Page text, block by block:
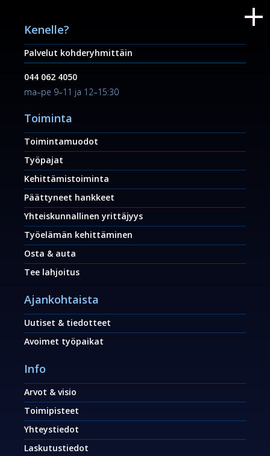
Kenelle?
Palvelut kohderyhmittäin
044 062 4050
ma–pe 9–11 ja 12–15:30
Toiminta
Toimintamuodot
Työpajat
Kehittämistoiminta
Päättyneet hankkeet
Yhteiskunnallinen yrittäjyys
Työelämän kehittäminen
Osta & auta
Tee lahjoitus
Ajankohtaista
Uutiset & tiedotteet
Avoimet työpaikat
Info
Arvot & visio
Toimipisteet
Yhteystiedot
Laskutustiedot